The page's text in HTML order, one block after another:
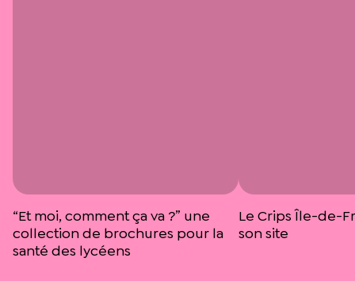
“Et moi, comment ça va ?” une
collection de brochures pour la
santé des lycéens
Le Crips Île-de-
son site